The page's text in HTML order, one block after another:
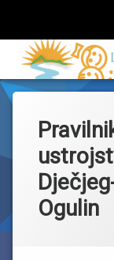
Upisi
Događanja
Skupine
Za roditelje
Zdravstveni kutak
Preskoči
sadržaj
Ogulin